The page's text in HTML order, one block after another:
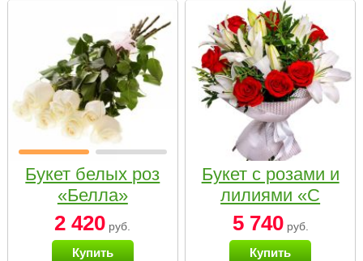
Букет белых роз
«Белла»
2 420 руб.
Купить
Букет с розами и
лилиями «С
наилучшими
пожеланиями»
5 740руб.
Купить